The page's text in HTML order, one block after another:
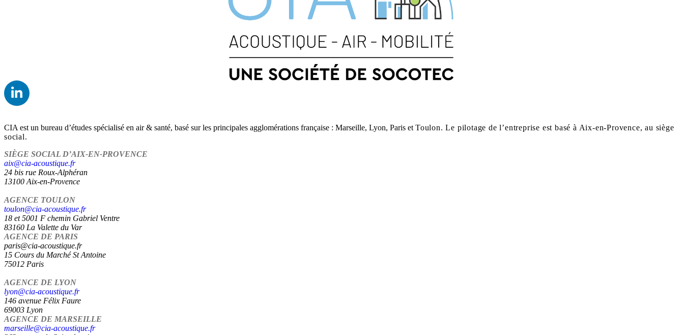
CIA est un bureau d’études spécialisé en air & santé, basé sur les principales agglomérations française : Marseille, Lyon, Paris et Toulon. Le pilotage de l’entreprise est basé à Aix-en-Provence, au siège
social.
SIÈGE SOCIAL D’AIX-EN-PROVENCE
aix@cia-acoustique.fr
24 bis rue Roux-Alphéran
13100 Aix-en-Provence
AGENCE TOULON
toulon@cia-acoustique.fr
18 et 5001 F chemin Gabriel Ventre
83160 La Valette du Var
AGENCE DE PARIS
paris@cia-acoustique.fr
15 Cours du Marché St Antoine
75012 Paris
AGENCE DE LYON
lyon@cia-acoustique.fr
146 avenue Félix Faure
69003 Lyon
AGENCE DE MARSEILLE
marseille@cia-acoustique.fr